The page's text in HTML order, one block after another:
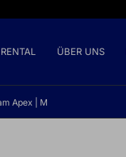
RENTAL ÜBER UNS
Apex | M